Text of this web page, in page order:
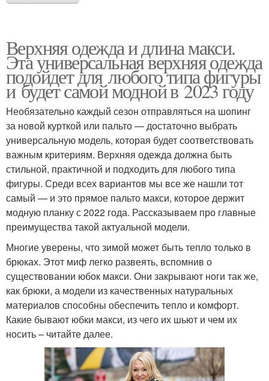
Верхняя одежда и длина макси.
Эта универсальная верхняя одежда
подойдет для любого типа фигуры
и будет самой модной в 2023 году
Необязательно каждый сезон отправляться на шопинг
за новой курткой или пальто — достаточно выбрать
универсальную модель, которая будет соответствовать
важным критериям. Верхняя одежда должна быть
стильной, практичной и подходить для любого типа
фигуры. Среди всех вариантов мы все же нашли тот
самый — и это прямое пальто макси, которое держит
модную планку с 2022 года. Рассказываем про главные
преимущества такой актуальной модели.
Многие уверены, что зимой может быть тепло только в
брюках. Этот миф легко развеять, вспомнив о
существовании юбок макси. Они закрывают ноги так же,
как брюки, а модели из качественных натуральных
материалов способны обеспечить тепло и комфорт.
Какие бывают юбки макси, из чего их шьют и чем их
носить – читайте далее.